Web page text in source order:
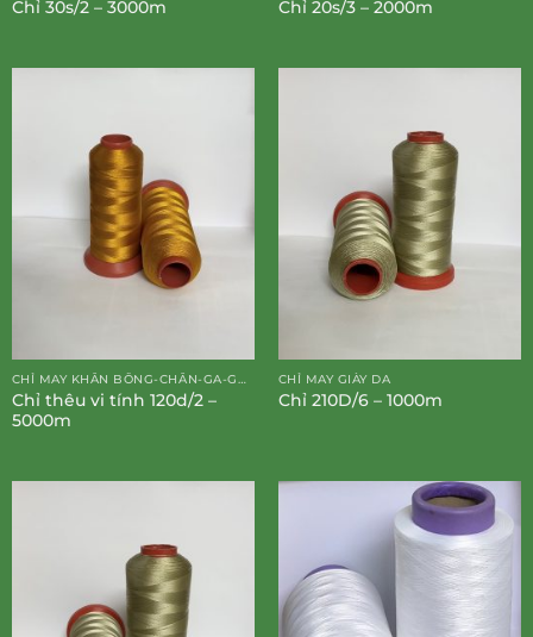
Chỉ 30s/2 – 3000m Chỉ 20s/3 – 2000m
CHỈ MAY KHĂN BÔNG-CHĂN-GA-GỐI-ĐỆM
Chỉ thêu vi tính 120d/2 –
5000m
CHỈ MAY GIÀY DA
Chỉ 210D/6 – 1000m